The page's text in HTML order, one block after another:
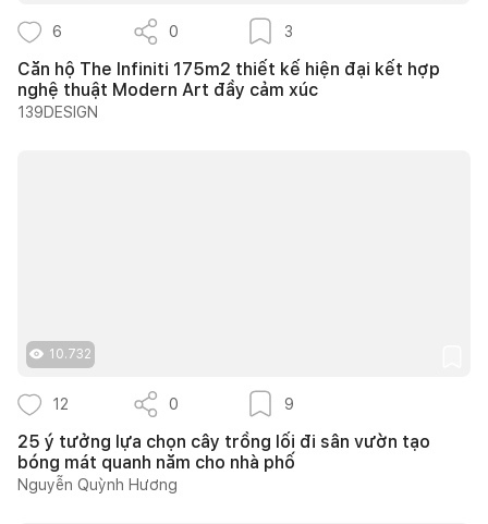
6 0 3
Căn hộ The Infiniti 175m2 thiết kế hiện đại kết hợp
nghệ thuật Modern Art đầy cảm xúc
139DESIGN
10.732
12 0 9
25 ý tưởng lựa chọn cây trồng lối đi sân vườn tạo
bóng mát quanh năm cho nhà phố
Nguyễn Quỳnh Hương